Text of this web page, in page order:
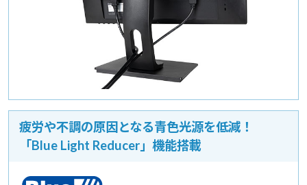
疲労や不調の原因となる青色光源を低減！
「Blue Light Reducer」機能搭載